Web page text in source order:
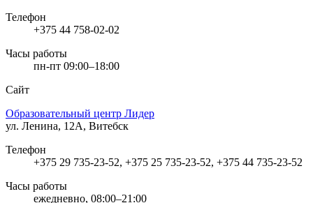
Телефон
+375 44 758-02-02
Часы работы
пн-пт 09:00–18:00
Сайт
Образовательный центр Лидер
ул. Ленина, 12А, Витебск
Телефон
+375 29 735-23-52, +375 25 735-23-52, +375 44 735-23-52
Часы работы
ежедневно, 08:00–21:00